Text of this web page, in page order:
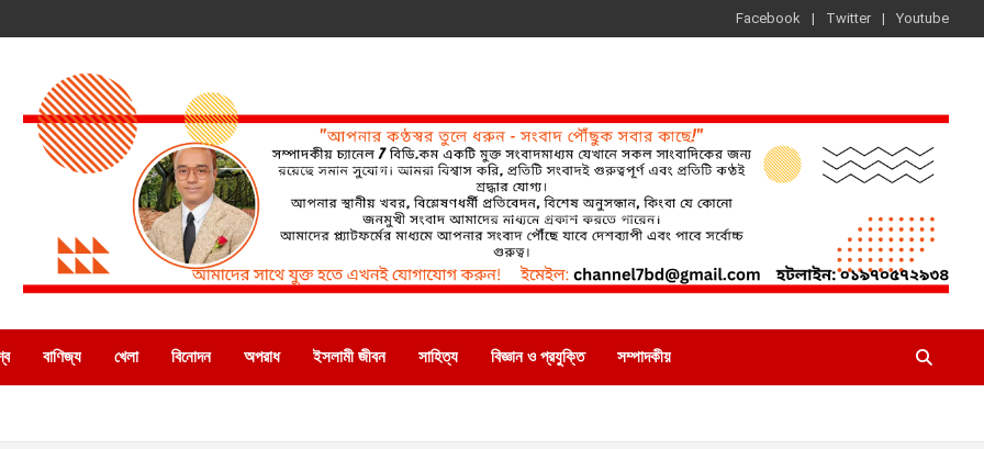
Facebook Twitter Youtube
বাণিজ্য খেলা বিনোদন অপরাধ ইসলামী জীবন সাহিত্য বিজ্ঞান ও প্রযুক্তি সম্পাদকীয়